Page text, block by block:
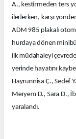
A., kestirmeden ters
ilerlerken, karşı
ADM 985 plakalı
hurdaya dönen
ilk müdahaleyi
yerinde hayatını
Hayrunnisa Ç., Sedef
Meryem D., Sara D.,
yaralandı.